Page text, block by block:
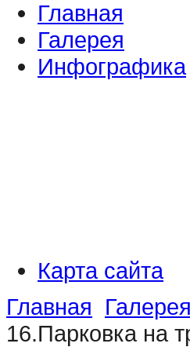
Главная
Галерея
Инфографика
Карта сайта
Главная
Галерея
16.Парковка на